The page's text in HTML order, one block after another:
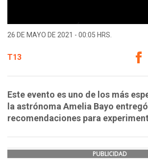
26 DE MAYO DE 2021 - 00:05 HRS.
T13
Este evento es uno de los más
la astrónoma Amelia Bayo
recomendaciones para
PUBLICIDAD